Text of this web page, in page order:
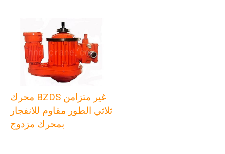
محرك BZDS غير متزامن
ثلاثي الطور مقاوم للانفجار
بمحرك مزدوج